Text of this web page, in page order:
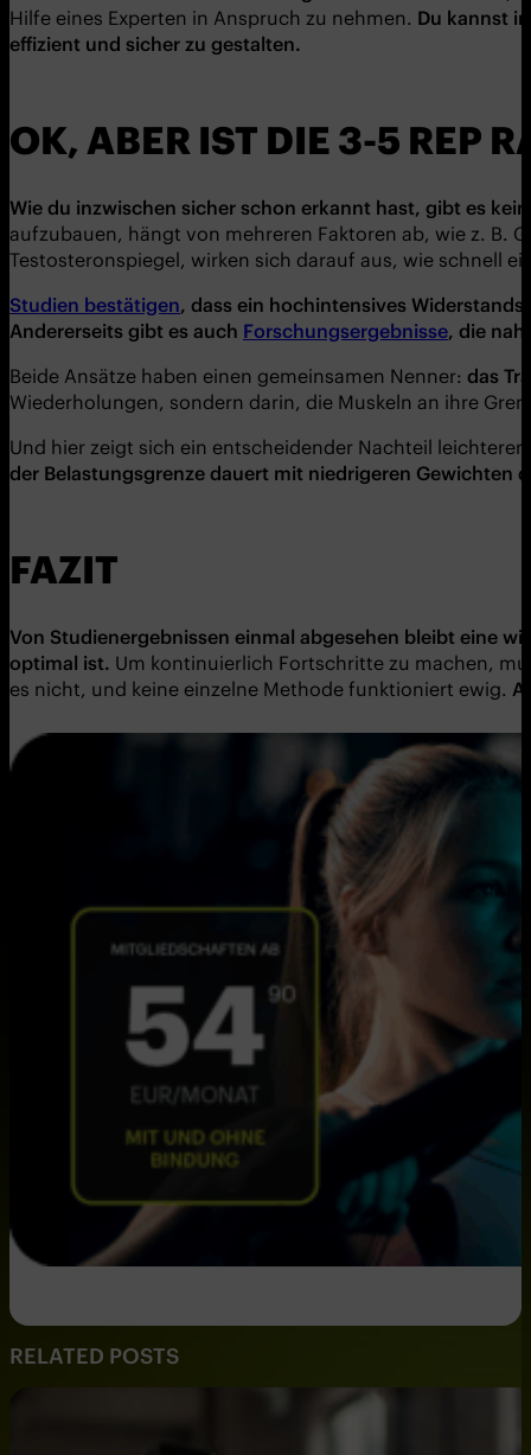
Hilfe eines Experten in Anspruch zu nehmen. Du kannst
effizient und sicher zu gestalten.
OK, ABER IST DIE 3-5 REP
Wie du inzwischen sicher schon erkannt hast, gibt es
aufzubauen, hängt von mehreren Faktoren ab, wie z. B.
Testosteronspiegel, wirken sich darauf aus, wie schnell
Studien bestätigen, dass ein hochintensives
Andererseits gibt es auch Forschungsergebnisse, die
Beide Ansätze haben einen gemeinsamen Nenner: das
Wiederholungen, sondern darin, die Muskeln an ihre
Und hier zeigt sich ein entscheidender Nachteil
der Belastungsgrenze dauert mit niedrigeren Gewichten
FAZIT
Von Studienergebnissen einmal abgesehen bleibt eine
optimal ist. Um kontinuierlich Fortschritte zu machen,
es nicht, und keine einzelne Methode funktioniert ewig.
RELATED POSTS